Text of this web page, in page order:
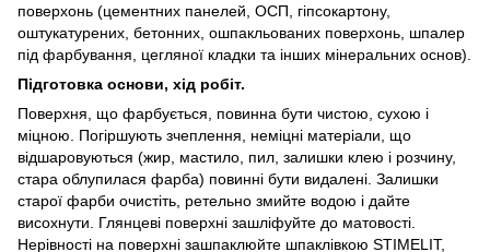
поверхонь (цементних панелей, ОСП, гіпсокартону,
оштукатурених, бетонних, ошпакльованих поверхонь, шпалер
під фарбування, цегляної кладки та інших мінеральних основ).
Підготовка основи, хід робіт.
Поверхня, що фарбується, повинна бути чистою, сухою і
міцною. Погіршують зчеплення, неміцні матеріали, що
відшаровуються (жир, мастило, пил, залишки клею і розчину,
стара облупилася фарба) повинні бути видалені. Залишки
старої фарби очистіть, ретельно змийте водою і дайте
висохнути. Глянцеві поверхні зашліфуйте до матовості.
Нерівності на поверхні зашпаклюйте шпаклівкою STIMELIT,